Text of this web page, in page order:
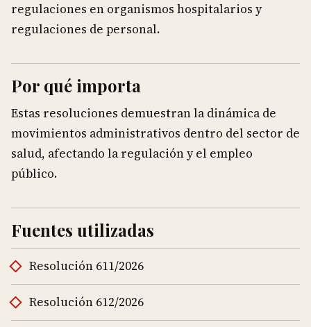
regulaciones en organismos hospitalarios y
regulaciones de personal.
Por qué importa
Estas resoluciones demuestran la dinámica de
movimientos administrativos dentro del sector de
salud, afectando la regulación y el empleo
público.
Fuentes utilizadas
Resolución 611/2026
Resolución 612/2026